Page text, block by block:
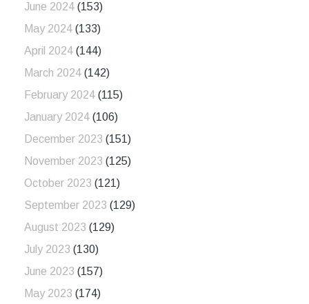
June 2024 (153)
May 2024 (133)
April 2024 (144)
March 2024 (142)
February 2024 (115)
January 2024 (106)
December 2023 (151)
November 2023 (125)
October 2023 (121)
September 2023 (129)
August 2023 (129)
July 2023 (130)
June 2023 (157)
May 2023 (174)